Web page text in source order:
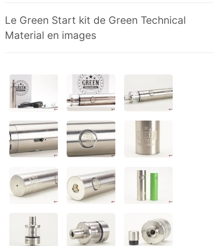
Le Green Start kit de Green Technical
Material en images